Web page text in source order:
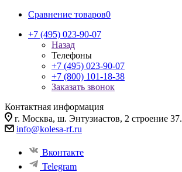
Сравнение товаров0
+7 (495) 023-90-07
Назад
Телефоны
+7 (495) 023-90-07
+7 (800) 101-18-38
Заказать звонок
Контактная информация
г. Москва, ш. Энтузиастов, 2 строение 37.
info@kolesa-rf.ru
Вконтакте
Telegram